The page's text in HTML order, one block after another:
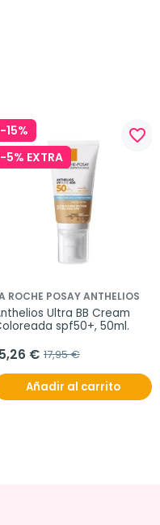
-15%
-5% EXTRA
favorite_border
ROCHE POSAY ANTHELIOS
Ultra BB Cream
spf50+, 50ml.
€ 17,95 €
Añadir al carrito